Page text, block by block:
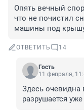
Опять вечный
что не почистил
машины под
ОТВЕТИТЬ 14
Гость
11 февраля,
Здесь очевидна
разрушается